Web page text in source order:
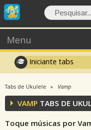
Menu
Iniciante tabs
Tabs de Ukulele Vamp
VAMP TABS DE
Toque músicas por